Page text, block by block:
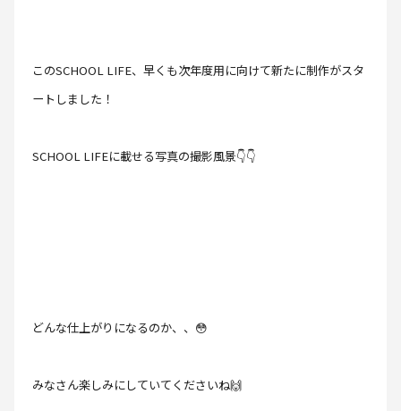
このSCHOOL LIFE、早くも次年度用に向けて新たに制作がスタ
ートしました！
SCHOOL LIFEに載せる写真の撮影風景👇👇
どんな仕上がりになるのか、、😳
みなさん楽しみにしていてくださいね🙌